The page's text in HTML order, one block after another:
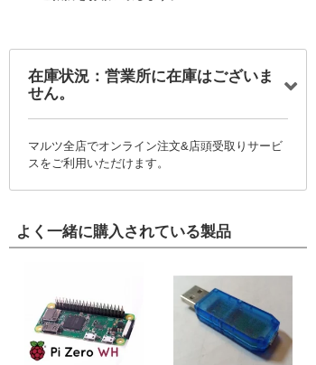
在庫状況：営業所に在庫はございま
せん。
マルツ全店でオンライン注文&店頭受取りサービ
スをご利用いただけます。
よく一緒に購入されている製品